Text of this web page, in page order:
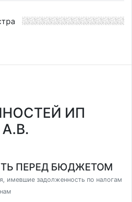
ИП
ПЕРЕД БЮДЖЕТОМ
имевшие задолженность по налогам